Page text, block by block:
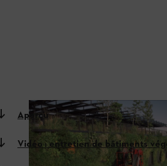
Aperçu
Vidéo : entretien de bâtiments